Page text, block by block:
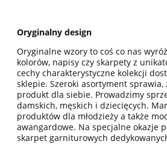
Oryginalny design
Oryginalne wzory to coś co nas
kolorów, napisy czy skarpety z
cechy charakterystyczne kolekcji
sklepie. Szeroki asortyment sprawia,
produkt dla siebie. Prowadzimy
damskich, męskich i dziecięcych.
produktów dla młodzieży a także
awangardowe. Na specjalne okazje
skarpet garniturowych